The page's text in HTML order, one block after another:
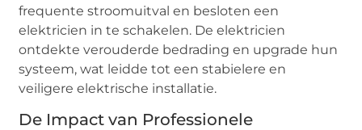
frequente stroomuitval en besloten een
elektricien in te schakelen. De elektricien
ontdekte verouderde bedrading en upgrade hun
systeem, wat leidde tot een stabielere en
veiligere elektrische installatie.
De Impact van Professionele